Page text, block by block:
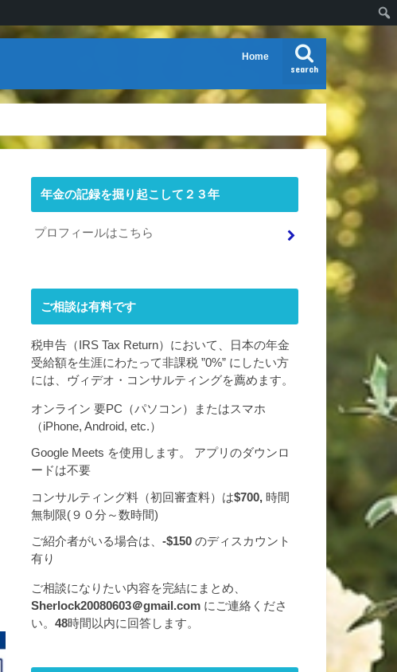
search
Home
年金の記録を掘り起こして２３年
プロフィールはこちら
ご相談は有料です
税申告（IRS Tax Return）において、日本の年金
受給額を生涯にわたって非課税 ”0%” にしたい方
には、ヴィデオ・コンサルティングを薦めます。
オンライン 要PC（パソコン）またはスマホ
（iPhone, Android, etc.）
Google Meets を使用します。 アプリのダウンロ
ードは不要
コンサルティング料（初回審査料）は$700, 時間
無制限(９０分～数時間)
ご紹介者がいる場合は、 -$150 のディスカウント
有り
ご相談になりたい内容を完結にまとめ、
Sherlock20080603＠gmail.com にご連絡くださ
い。 48時間以内に回答します。